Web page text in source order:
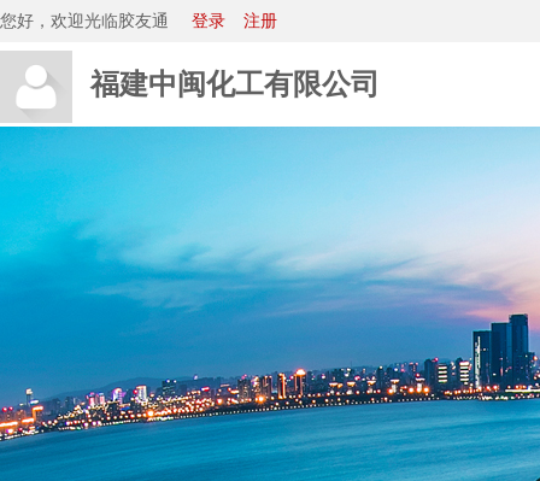
您好，欢迎光临胶友通 登录 注册
福建中闽化工有限公司